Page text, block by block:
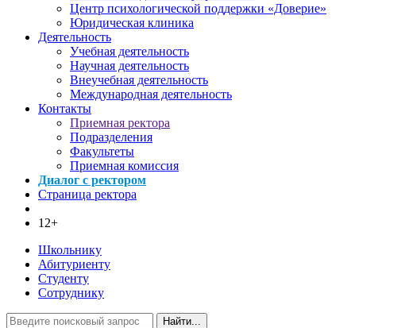
Центр психологической поддержки «Доверие»
Юридическая клиника
Деятельность
Учебная деятельность
Научная деятельность
Внеучебная деятельность
Международная деятельность
Контакты
Приемная ректора
Подразделения
Факультеты
Приемная комиссия
Диалог с ректором
Страница ректора
12+
Школьнику
Абитуриенту
Студенту
Сотруднику
Найти...